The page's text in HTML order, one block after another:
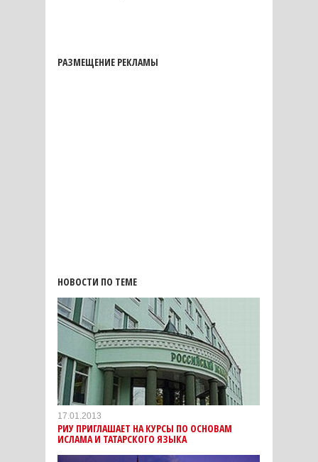
РАЗМЕЩЕНИЕ РЕКЛАМЫ
НОВОСТИ ПО ТЕМЕ
17.01.2013
РИУ ПРИГЛАШАЕТ НА КУРСЫ ПО ОСНОВАМ
ИСЛАМА И ТАТАРСКОГО ЯЗЫКА